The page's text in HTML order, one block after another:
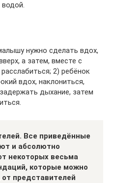
нужно сделать вдох,
а затем, вместе с
2) ребёнок
вдох, наклониться,
дыхание, затем
Все приведённые
и абсолютно
некоторых весьма
которые можно
представителей